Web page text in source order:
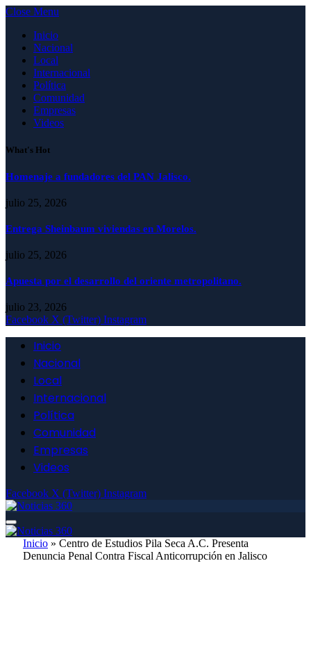
Close Menu
Inicio
Nacional
Local
Internacional
Política
Comunidad
Empresas
Videos
What's Hot
Homenaje a fundadores del PAN Jalisco.
julio 25, 2026
Entrega Sheinbaum viviendas en Morelos.
julio 25, 2026
Apuesta por el desarrollo del oriente metropolitano.
julio 23, 2026
Facebook X (Twitter) Instagram
Inicio
Nacional
Local
Internacional
Política
Comunidad
Empresas
Videos
Facebook X (Twitter) Instagram
Inicio » Centro de Estudios Pila Seca A.C. Presenta
Denuncia Penal Contra Fiscal Anticorrupción en Jalisco